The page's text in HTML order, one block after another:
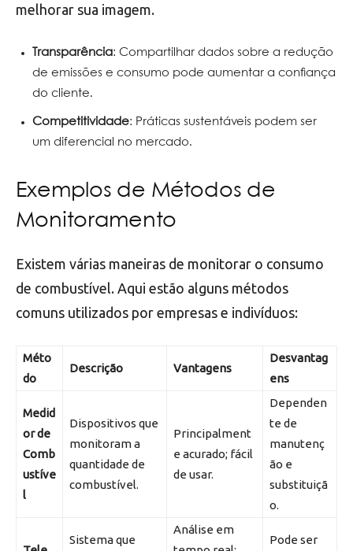
melhorar sua imagem.
Transparência: Compartilhar dados sobre a redução
de emissões e consumo pode aumentar a confiança
do cliente.
Competitividade: Práticas sustentáveis podem ser
um diferencial no mercado.
Exemplos de Métodos de
Monitoramento
Existem várias maneiras de monitorar o consumo
de combustível. Aqui estão alguns métodos
comuns utilizados por empresas e indivíduos:
Méto
do
Descrição Vantagens
Desvantag
ens
Medid
or de
Comb
ustíve
l
Dispositivos que
monitoram a
quantidade de
combustível.
Principalment
e acurado; fácil
de usar.
Dependen
te de
manutenç
ão e
substituiçã
o.
Sistema que
Análise em
Pode ser